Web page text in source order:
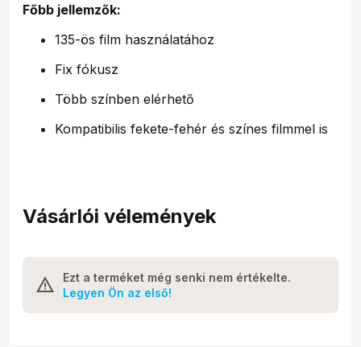
Főbb jellemzők:
135-ös film használatához
Fix fókusz
Több színben elérhető
Kompatibilis fekete-fehér és színes filmmel is
Vásárlói vélemények
Ezt a terméket még senki nem értékelte.
Legyen Ön az első!